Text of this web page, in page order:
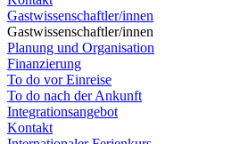
Gastwissenschaftler/innen
Gastwissenschaftler/innen
Planung und Organisation
Finanzierung
To do vor Einreise
To do nach der Ankunft
Integrationsangebot
Kontakt